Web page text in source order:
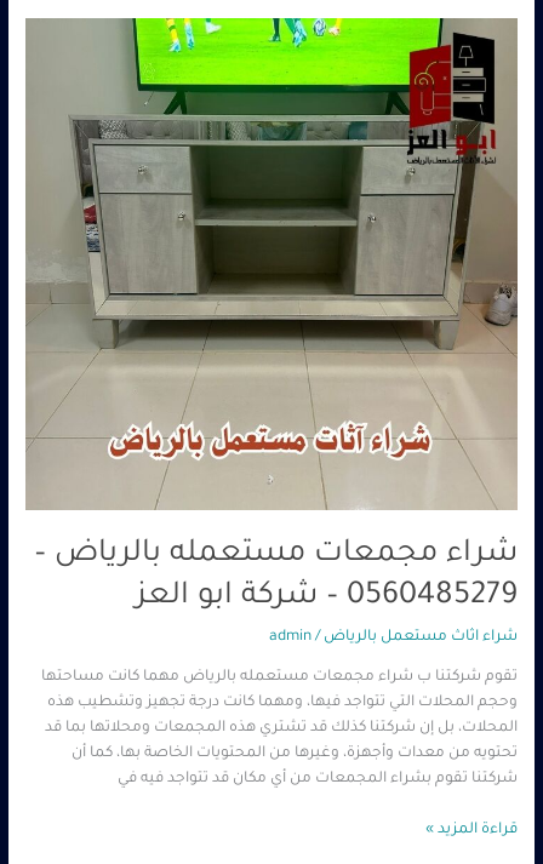
شراء مجمعات مستعمله بالرياض –
0560485279 – شركة ابو العز
شراء اثاث مستعمل بالرياض /
admin
تقوم شركتنا ب شراء مجمعات مستعمله بالرياض مهما كانت مساحتها
وحجم المحلات التي تتواجد فيها، ومهما كانت درجة تجهيز وتشطيب هذه
المحلات، بل إن شركتنا كذلك قد تشتري هذه المجمعات ومحلاتها بما قد
تحتويه من معدات وأجهزة، وغيرها من المحتويات الخاصة بها، كما أن
شركتنا تقوم بشراء المجمعات من أي مكان قد تتواجد فيه في
مجمعات
مستعمله
بالرياض
0560485279
قراءة المزيد »